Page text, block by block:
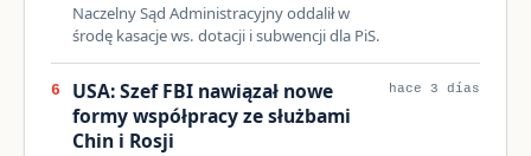
Naczelny Sąd Administracyjny oddalił w
środę kasacje ws. dotacji i subwencji dla PiS.
6
USA: Szef FBI nawiązał nowe
formy współpracy ze służbami
Chin i Rosji
hace 3 días